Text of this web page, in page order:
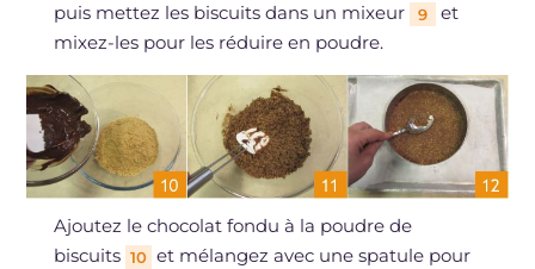
puis mettez les biscuits dans un mixeur
9
et
mixez-les pour les réduire en poudre.
Ajoutez le chocolat fondu à la poudre de
biscuits 10 et mélangez avec une spatule pour